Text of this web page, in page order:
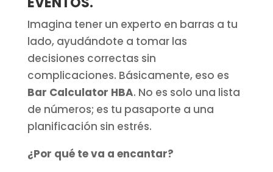
Imagina tener un experto en barras a tu
lado, ayudándote a tomar las
decisiones correctas sin
complicaciones. Básicamente, eso es
Bar Calculator HBA. No es solo una lista
de números; es tu pasaporte a una
planificación sin estrés.
¿Por qué te va a encantar?